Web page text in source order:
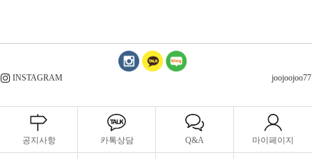
INSTAGRAM joojoojoo77
공지사항 카톡상담 Q&A 마이페이지